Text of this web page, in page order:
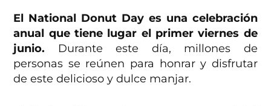
El National Donut Day es una celebración
anual que tiene lugar el primer viernes de
junio. Durante este día, millones de
personas se reúnen para honrar y disfrutar
de este delicioso y dulce manjar.